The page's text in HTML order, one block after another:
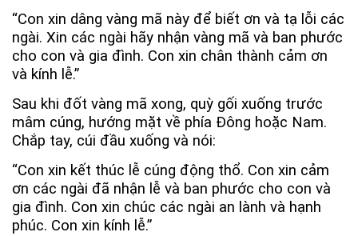
“Con xin dâng vàng mã này để biết ơn và tạ lỗi các
ngài. Xin các ngài hãy nhận vàng mã và ban phước
cho con và gia đình. Con xin chân thành cảm ơn
và kính lễ.”
Sau khi đốt vàng mã xong, quỳ gối xuống trước
mâm cúng, hướng mặt về phía Đông hoặc Nam.
Chắp tay, cúi đầu xuống và nói:
“Con xin kết thúc lễ cúng động thổ. Con xin cảm
ơn các ngài đã nhận lễ và ban phước cho con và
gia đình. Con xin chúc các ngài an lành và hạnh
phúc. Con xin kính lễ.”